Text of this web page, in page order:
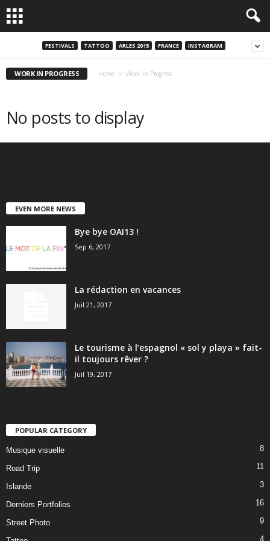
FESTIVALS TATTOO ARLES 2015 FRANCE INSTAGRAM
WORK IN PROGRESS Home Work in Progress
No posts to display
EVEN MORE NEWS
Bye bye OAI13 !
Sep 6, 2017
La rédaction en vacances
Juil 21, 2017
Le tourisme à l’espagnol « sol y playa » fait-
il toujours rêver ?
Juil 19, 2017
POPULAR CATEGORY
Musique visuelle 8
Road Trip 11
Islande 3
Derniers Portfolios 16
Street Photo 9
4